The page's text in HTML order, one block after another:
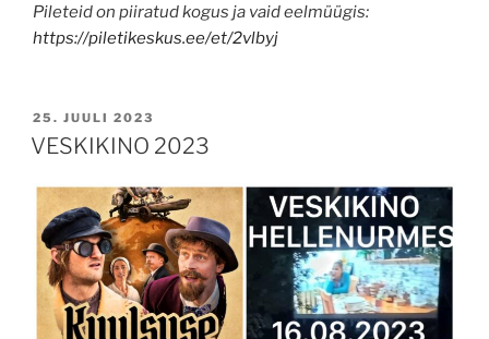
Pileteid on piiratud kogus ja vaid eelmüügis:
https://piletikeskus.ee/et/2vlbyj
POSTED
ON
25. JUULI 2023
VESKIKINO 2023